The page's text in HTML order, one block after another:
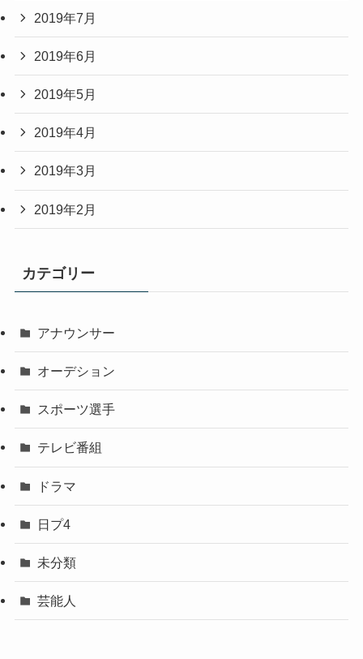
2019年7月
2019年6月
2019年5月
2019年4月
2019年3月
2019年2月
カテゴリー
アナウンサー
オーデション
スポーツ選手
テレビ番組
ドラマ
日プ4
未分類
芸能人